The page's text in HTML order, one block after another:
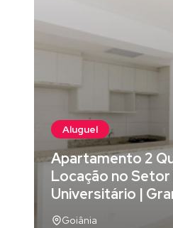
Aluguel
Apartamento 2
Locação no
Universitário |
Goiânia